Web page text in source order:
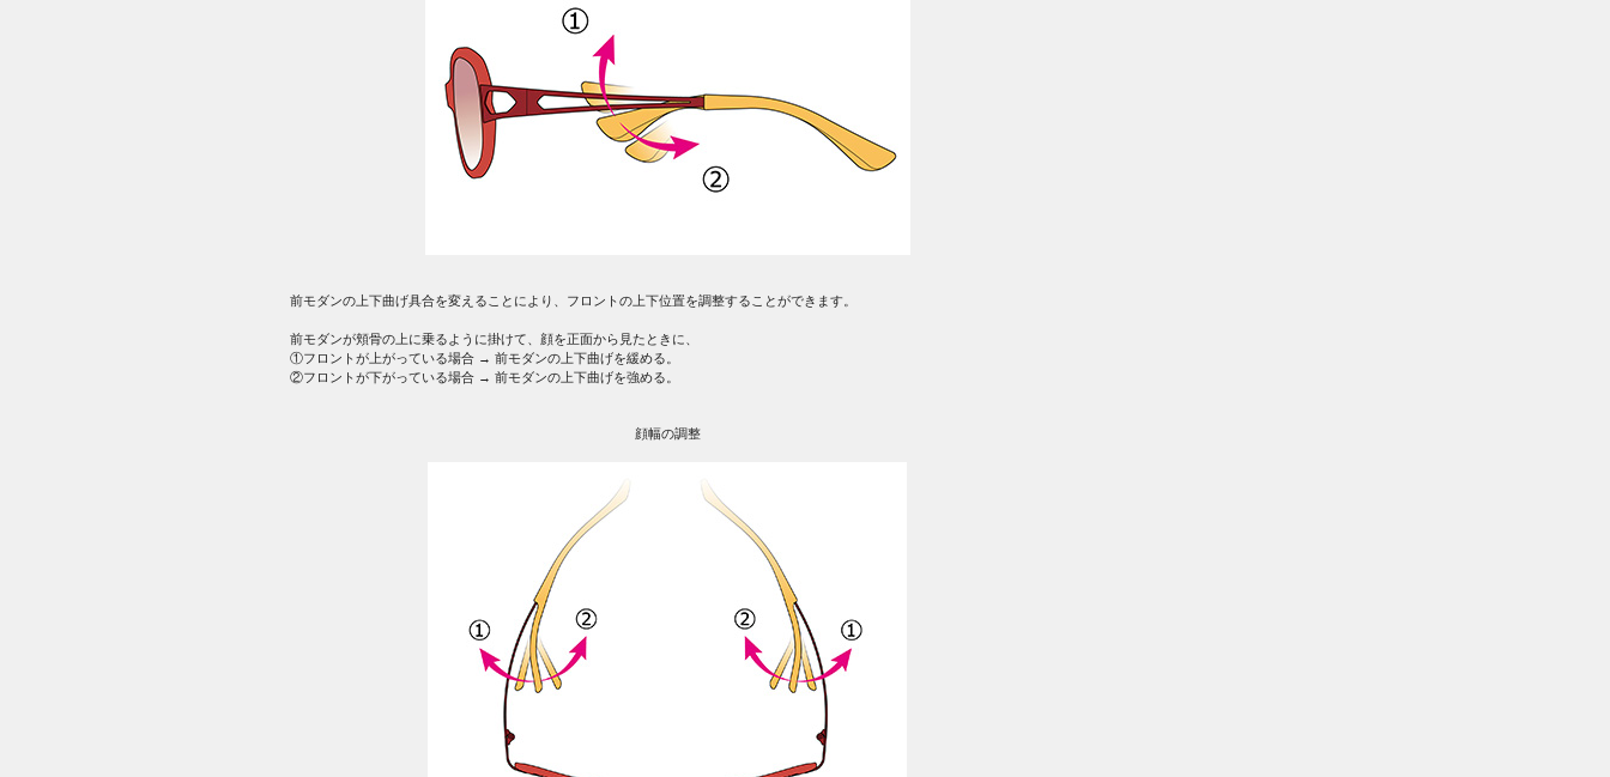
前モダンの上下曲げ具合を変えることにより、フロントの上下位置を調整することができます。
前モダンが頬骨の上に乗るように掛けて、顔を正面から見たときに、
①フロントが上がっている場合 → 前モダンの上下曲げを緩める。
②フロントが下がっている場合 → 前モダンの上下曲げを強める。
顔幅の調整